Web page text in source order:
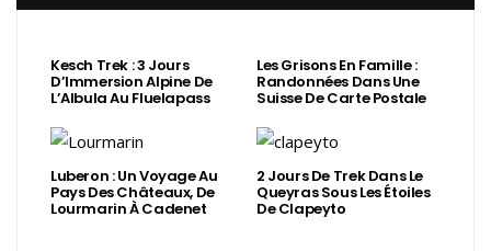
Kesch Trek : 3 Jours
D’Immersion Alpine De
L’Albula Au Fluelapass
Les Grisons En Famille :
Randonnées Dans Une
Suisse De Carte Postale
Luberon : Un Voyage Au
Pays Des Châteaux, De
Lourmarin À Cadenet
2 Jours De Trek Dans Le
Queyras Sous Les Étoiles
De Clapeyto